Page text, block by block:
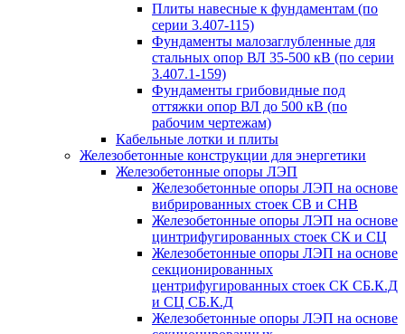
Плиты навесные к фундаментам (по
серии 3.407-115)
Фундаменты малозаглубленные для
стальных опор ВЛ 35-500 кВ (по серии
3.407.1-159)
Фундаменты грибовидные под
оттяжки опор ВЛ до 500 кВ (по
рабочим чертежам)
Кабельные лотки и плиты
Железобетонные конструкции для энергетики
Железобетонные опоры ЛЭП
Железобетонные опоры ЛЭП на основе
вибрированных стоек СВ и СНВ
Железобетонные опоры ЛЭП на основе
цинтрифугированных стоек СК и СЦ
Железобетонные опоры ЛЭП на основе
секционированных
центрифугированных стоек СК СБ.К.Д
и СЦ СБ.К.Д
Железобетонные опоры ЛЭП на основе